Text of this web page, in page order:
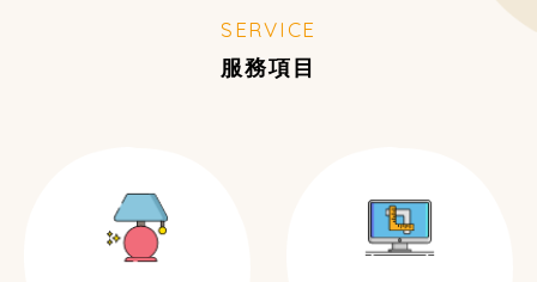
SERVICE
服務項目